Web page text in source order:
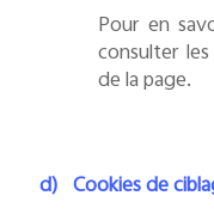
Pour en
consulter
de la page.
d) Cookies de